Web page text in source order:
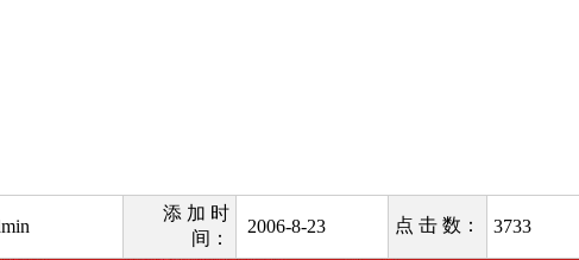
添 加 时
间：
2006-8-23 点 击 数： 3733